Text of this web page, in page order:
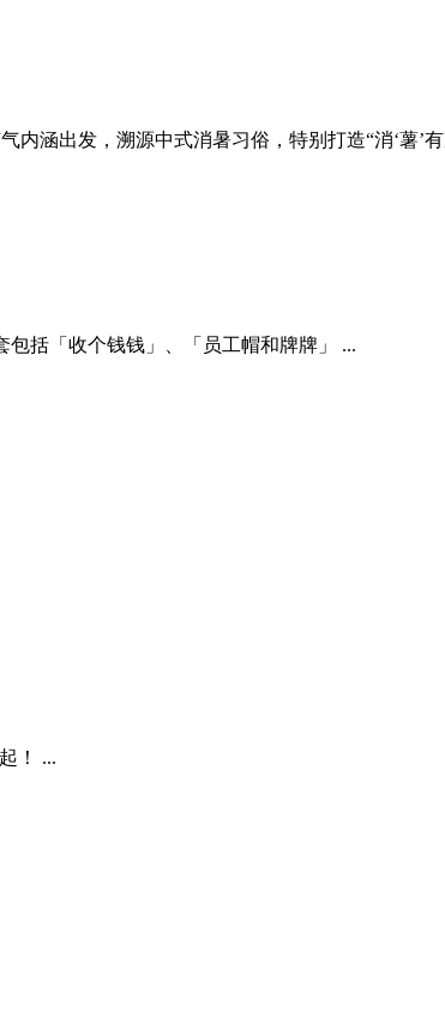
涵出发，溯源中式消暑习俗，特别打造“消‘薯’
包括「收个钱钱」、「员工帽和牌牌」 ...
！ ​​​ ...